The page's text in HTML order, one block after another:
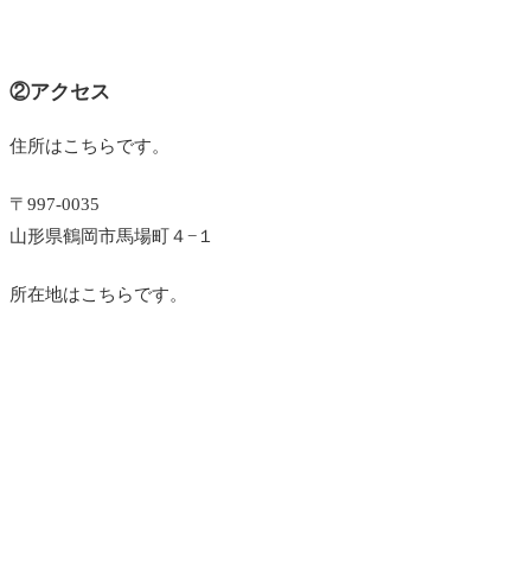
②アクセス
住所はこちらです。
〒997-0035
山形県鶴岡市馬場町４−１
所在地はこちらです。